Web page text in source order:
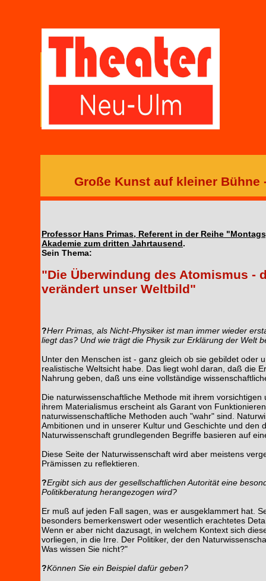
Große Kunst auf kleiner
Professor Hans Primas, Referent in der Reihe
Akademie zum dritten Jahrtausend.
Sein Thema:
"Die Überwindung des Atomismus -
verändert unser Weltbild"
?Herr Primas, als Nicht-Physiker ist man immer wieder
liegt das? Und wie trägt die Physik zur Erklärung der Welt
Unter den Menschen ist - ganz gleich ob sie gebildet oder
realistische Weltsicht habe. Das liegt wohl daran, daß die
Nahrung geben, daß uns eine vollständige
Die naturwissenschaftliche Methode mit ihrem
ihrem Materialismus erscheint als Garant von
naturwissenschaftliche Methoden auch "wahr" sind.
Ambitionen und in unserer Kultur und Geschichte und den
Naturwissenschaft grundlegenden Begriffe basieren auf
Diese Seite der Naturwissenschaft wird aber meistens
Prämissen zu reflektieren.
?Ergibt sich aus der gesellschaftlichen Autorität eine
Politikberatung herangezogen wird?
Er muß auf jeden Fall sagen, was er ausgeklammert hat.
besonders bemerkenswert oder wesentlich erachtetes
Wenn er aber nicht dazusagt, in welchem Kontext sich
vorliegen, in die Irre. Der Politiker, der den
Was wissen Sie nicht?"
?Können Sie ein Beispiel dafür geben?